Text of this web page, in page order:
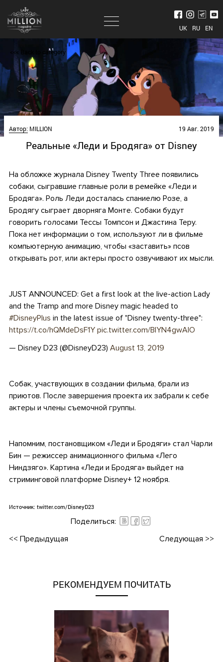
UK RU EN
<<< Back to category
Автор:MILLION 19 Авг. 2019
Реальные «Леди и Бродяга» от Disney
На обложке журнала Disney Twenty Three появились
собаки, сыгравшие главные роли в ремейке «Леди и
Бродяга». Роль Леди досталась спаниелю Розе, а
Бродягу сыграет дворняга Монте. Собаки будут
говорить голосами Тессы Томпсон и Джастина Теру.
Пока нет информации о том, используют ли в фильме
компьютерную анимацию, чтобы «заставить» псов
открывать рот, или актеры просто озвучивают их мысли.
JUST ANNOUNCED: Get a first look at the live-action Lady
and the Tramp and more Disney magic headed to
#DisneyPlus in the latest issue of "Disney twenty-three":
https://t.co/hQMdeDsF1Y pic.twitter.com/BlYN4gwAlO
— Disney D23 (@DisneyD23) August 13, 2019
Собак, участвующих в создании фильма, брали из
приютов. После завершения проекта их забрали к себе
актеры и члены съемочной группы.
Напомним, постановщиком «Леди и Бродяги» стал Чарли
Бин — режиссер анимационного фильма «Лего
Ниндзяго». Картина «Леди и Бродяга» выйдет на
стриминговой платформе Disney+ 12 ноября.
Источник: twitter.com/DisneyD23
Поделиться:
<< Предыдущая Следующая >>
РЕКОМЕНДУЕМ ПОЧИТАТЬ